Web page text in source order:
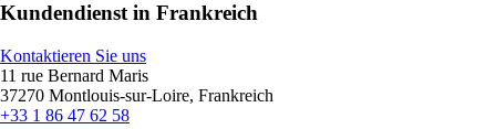
Kundendienst in Frankreich
Kontaktieren Sie uns
11 rue Bernard Maris
37270 Montlouis-sur-Loire, Frankreich
+33 1 86 47 62 58